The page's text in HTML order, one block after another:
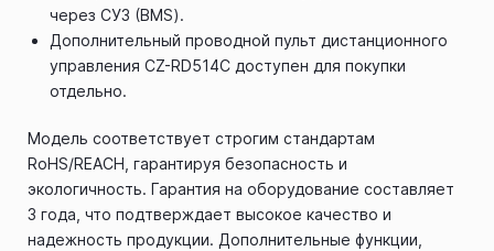
через СУЗ (BMS).
Дополнительный проводной пульт дистанционного
управления CZ-RD514C доступен для покупки
отдельно.
Модель соответствует строгим стандартам
RoHS/REACH, гарантируя безопасность и
экологичность. Гарантия на оборудование составляет
3 года, что подтверждает высокое качество и
надежность продукции. Дополнительные функции,